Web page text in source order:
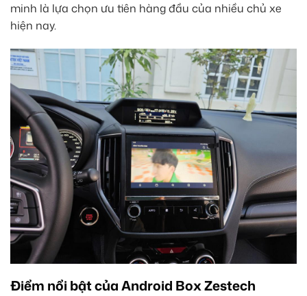
minh là lựa chọn ưu tiên hàng đầu của nhiều chủ xe
hiện nay.
Điểm nổi bật của Android Box Zestech